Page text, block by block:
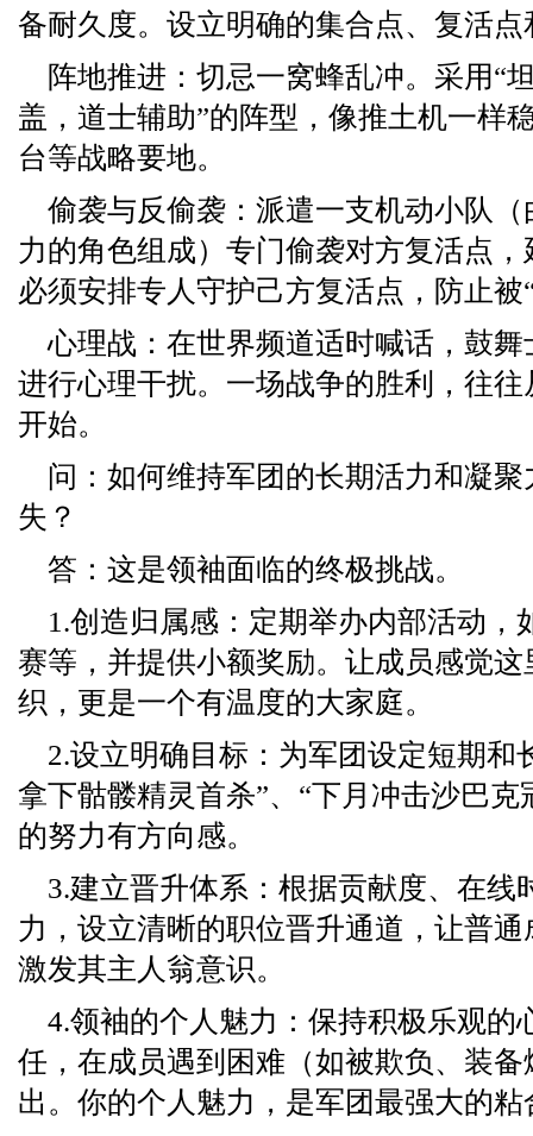
备耐久度。设立明确的集合点、复活
阵地推进：切忌一窝蜂乱冲。采用“
盖，道士辅助”的阵型，像推土机一样
台等战略要地。
偷袭与反偷袭：派遣一支机动小队
力的角色组成）专门偷袭对方复活点
必须安排专人守护己方复活点，防止被
心理战：在世界频道适时喊话，鼓
进行心理干扰。一场战争的胜利，往
开始。
问：如何维持军团的长期活力和凝
失？
答：这是领袖面临的终极挑战。
1.创造归属感：定期举办内部活动，
赛等，并提供小额奖励。让成员感觉
织，更是一个有温度的大家庭。
2.设立明确目标：为军团设定短期和
拿下骷髅精灵首杀”、“下月冲击沙巴克
的努力有方向感。
3.建立晋升体系：根据贡献度、在线
力，设立清晰的职位晋升通道，让普
激发其主人翁意识。
4.领袖的个人魅力：保持积极乐观的
任，在成员遇到困难（如被欺负、装
出。你的个人魅力，是军团最强大的粘